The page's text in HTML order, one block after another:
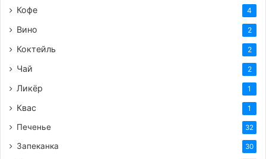
Кофе 4
Вино 2
Коктейль 2
Чай 2
Ликёр 1
Квас 1
Печенье 32
Запеканка 30